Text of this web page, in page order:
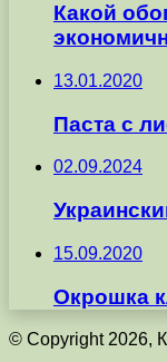
Какой
13.01.2020
Паста с
02.09.2024
15.09.2020
Окрошка
© Copyright 2026,